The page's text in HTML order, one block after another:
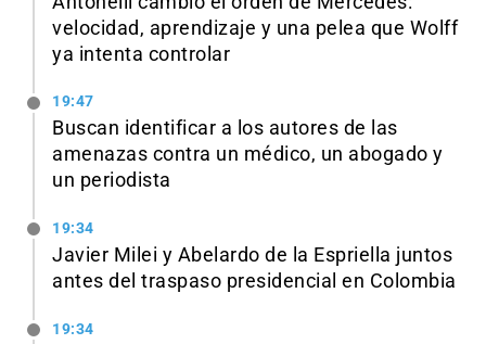
velocidad, aprendizaje y una pelea que Wolff
ya intenta controlar
19:47
Buscan identificar a los autores de las
amenazas contra un médico, un abogado y
un periodista
19:34
Javier Milei y Abelardo de la Espriella juntos
antes del traspaso presidencial en Colombia
19:34